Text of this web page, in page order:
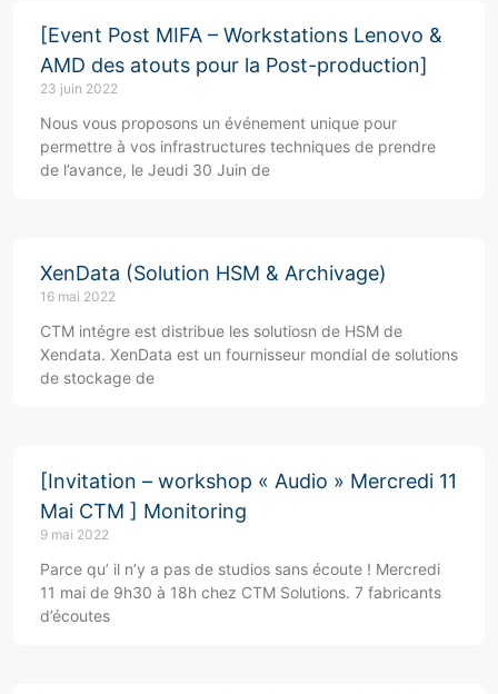
[Event Post MIFA – Workstations Lenovo &
AMD des atouts pour la Post-production]
23 juin 2022
Nous vous proposons un événement unique pour
permettre à vos infrastructures techniques de prendre
de l’avance, le Jeudi 30 Juin de
XenData (Solution HSM & Archivage)
16 mai 2022
CTM intégre est distribue les solutiosn de HSM de
Xendata. XenData est un fournisseur mondial de solutions
de stockage de
[Invitation – workshop « Audio » Mercredi 11
Mai CTM ] Monitoring
9 mai 2022
Parce qu’ il n’y a pas de studios sans écoute ! Mercredi
11 mai de 9h30 à 18h chez CTM Solutions. 7 fabricants
d’écoutes